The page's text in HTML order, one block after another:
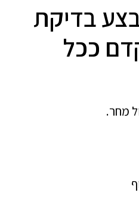
בדיקת
ככל
מחר.